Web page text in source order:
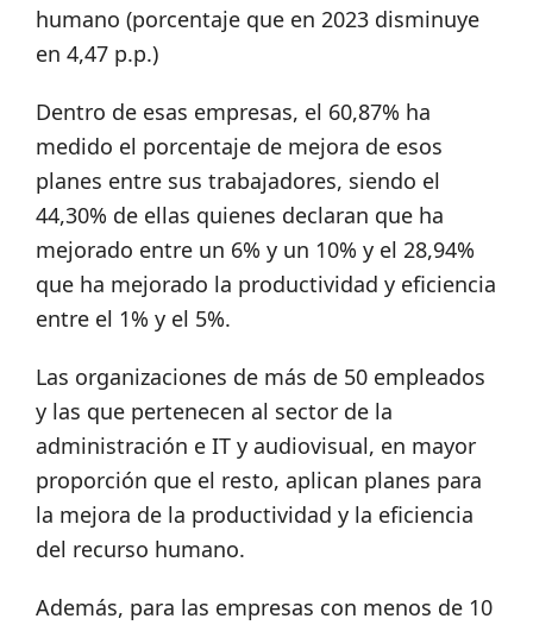
humano (porcentaje que en 2023 disminuye
en 4,47 p.p.)
Dentro de esas empresas, el 60,87% ha
medido el porcentaje de mejora de esos
planes entre sus trabajadores, siendo el
44,30% de ellas quienes declaran que ha
mejorado entre un 6% y un 10% y el 28,94%
que ha mejorado la productividad y eficiencia
entre el 1% y el 5%.
Las organizaciones de más de 50 empleados
y las que pertenecen al sector de la
administración e IT y audiovisual, en mayor
proporción que el resto, aplican planes para
la mejora de la productividad y la eficiencia
del recurso humano.
Además, para las empresas con menos de 10